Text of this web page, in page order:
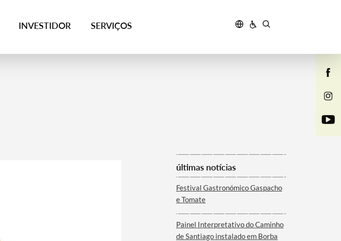
INVESTIDOR SERVIÇOS
últimas notícias
Festival Gastronómico Gaspacho
e Tomate
Painel Interpretativo do Caminho
de Santiago instalado em Borba